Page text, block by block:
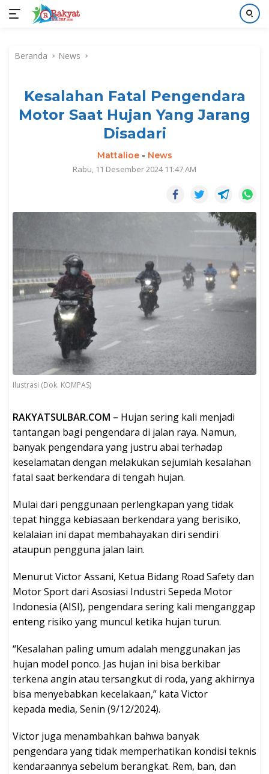
kontenBeranda News
Kesalahan Fatal Pengendara
Motor Saat Hujan Yang Jarang
Disadari
Mattalioe- News
Rabu, 11 Desember 2024 11:47 AM
Ilustrasi (Dok. KOMPAS)
RAKYATSULBAR.COM – Hujan sering kali menjadi
tantangan bagi pengendara di jalan raya. Namun,
banyak pengendara yang justru abai terhadap
keselamatan dengan melakukan sejumlah kesalahan
fatal saat berkendara di tengah hujan.
Mulai dari penggunaan perlengkapan yang tidak
tepat hingga kebiasaan berkendara yang berisiko,
kelalaian ini dapat membahayakan diri sendiri
ataupun pengguna jalan lain.
Menurut Victor Assani, Ketua Bidang Road Safety dan
Motor Sport dari Asosiasi Industri Sepeda Motor
Indonesia (AISI), pengendara sering kali menganggap
enteng risiko yang muncul ketika hujan turun.
“Kesalahan paling umum adalah menggunakan jas
hujan model ponco. Jas hujan ini bisa berkibar
terkena angin atau tersangkut di roda, yang akhirnya
bisa menyebabkan kecelakaan,” kata Victor
kepada media, Senin (9/12/2024).
Victor juga menambahkan bahwa banyak
pengendara yang tidak memperhatikan kondisi teknis
kendaraannya sebelum berangkat. Rem, ban, dan